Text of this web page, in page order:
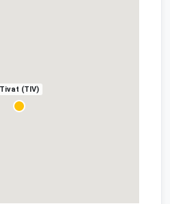
Tivat (TIV)